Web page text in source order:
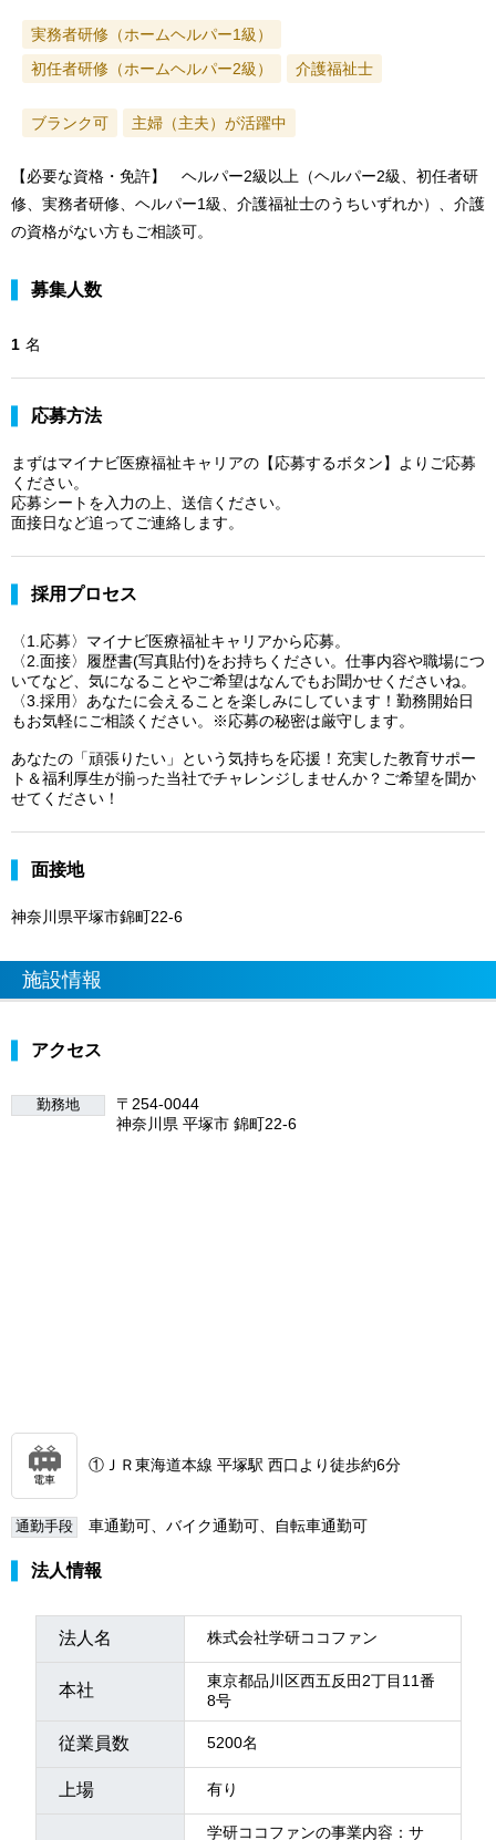
実務者研修（ホームヘルパー1級）
初任者研修（ホームヘルパー2級）
介護福祉士
ブランク可 主婦（主夫）が活躍中
【必要な資格・免許】 ヘルパー2級以上（ヘルパー2級、初任者研
修、実務者研修、ヘルパー1級、介護福祉士のうちいずれか）、介護
の資格がない方もご相談可。
募集人数
1 名
応募方法
まずはマイナビ医療福祉キャリアの【応募するボタン】よりご応募
ください。
応募シートを入力の上、送信ください。
面接日など追ってご連絡します。
採用プロセス
〈1.応募〉マイナビ医療福祉キャリアから応募。
〈2.面接〉履歴書(写真貼付)をお持ちください。仕事内容や職場につ
いてなど、気になることやご希望はなんでもお聞かせくださいね。
〈3.採用〉あなたに会えることを楽しみにしています！勤務開始日
もお気軽にご相談ください。※応募の秘密は厳守します。
あなたの「頑張りたい」という気持ちを応援！充実した教育サポー
ト＆福利厚生が揃った当社でチャレンジしませんか？ご希望を聞か
せてください！
面接地
神奈川県平塚市錦町22-6
施設情報
アクセス
勤務地
〒254-0044
神奈川県 平塚市 錦町22-6
電車
①ＪＲ東海道本線 平塚駅 西口より徒歩約6分
通勤手段 車通勤可、バイク通勤可、自転車通勤可
法人情報
法人名 株式会社学研ココファン
本社
東京都品川区西五反田2丁目11番
8号
従業員数 5200名
上場 有り
学研ココファンの事業内容：サ